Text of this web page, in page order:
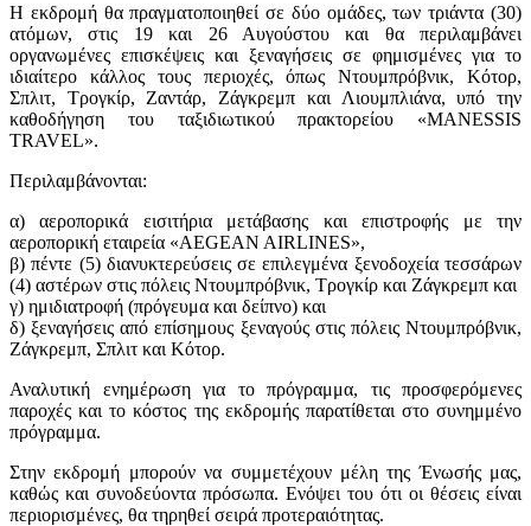
Η εκδρομή θα πραγματοποιηθεί σε δύο ομάδες, των τριάντα (30)
ατόμων, στις 19 και 26 Αυγούστου και θα περιλαμβάνει
οργανωμένες επισκέψεις και ξεναγήσεις σε φημισμένες για το
ιδιαίτερο κάλλος τους περιοχές, όπως Ντουμπρόβνικ, Κότορ,
Σπλιτ, Τρογκίρ, Ζαντάρ, Ζάγκρεμπ και Λιουμπλιάνα, υπό την
καθοδήγηση του ταξιδιωτικού πρακτορείου «MANESSIS
TRAVEL».
Περιλαμβάνονται:
α) αεροπορικά εισιτήρια μετάβασης και επιστροφής με την
αεροπορική εταιρεία «AEGEAN AIRLINES»,
β) πέντε (5) διανυκτερεύσεις σε επιλεγμένα ξενοδοχεία τεσσάρων
(4) αστέρων στις πόλεις Ντουμπρόβνικ, Τρογκίρ και Ζάγκρεμπ και
γ) ημιδιατροφή (πρόγευμα και δείπνο) και
δ) ξεναγήσεις από επίσημους ξεναγούς στις πόλεις Ντουμπρόβνικ,
Ζάγκρεμπ, Σπλιτ και Κότορ.
Αναλυτική ενημέρωση για το πρόγραμμα, τις προσφερόμενες
παροχές και το κόστος της εκδρομής παρατίθεται στο συνημμένο
πρόγραμμα.
Στην εκδρομή μπορούν να συμμετέχουν μέλη της Ένωσής μας,
καθώς και συνοδεύοντα πρόσωπα. Ενόψει του ότι οι θέσεις είναι
περιορισμένες, θα τηρηθεί σειρά προτεραιότητας.